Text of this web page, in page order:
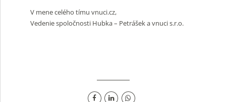
V mene celého tímu vnuci.cz,
Vedenie spoločnosti Hubka – Petrášek a vnuci s.r.o.